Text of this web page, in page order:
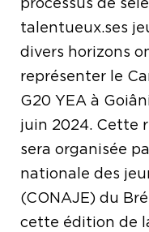
talentueux.ses
divers horizons
représenter le
G20 YEA à
juin 2024. Cette
sera organisée
nationale des
(CONAJE) du
cette édition de